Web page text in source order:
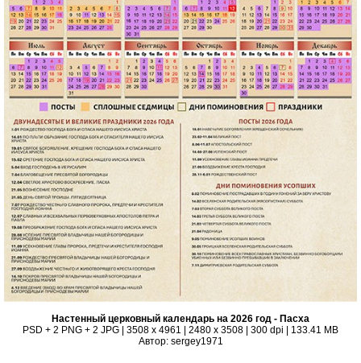
Настенный церковный календарь на 2026 год - Пасха
PSD + 2 PNG + 2 JPG | 3508 x 4961 | 2480 x 3508 | 300 dpi | 133.41 MB
Автор: sergey1971